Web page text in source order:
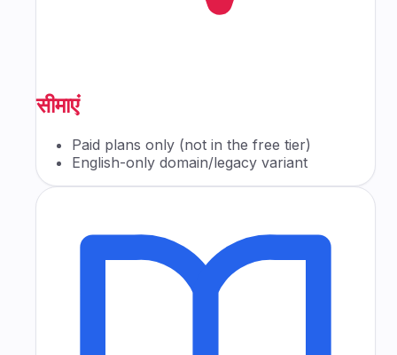
सीमाएं
Paid plans only (not in the free tier)
English-only domain/legacy variant